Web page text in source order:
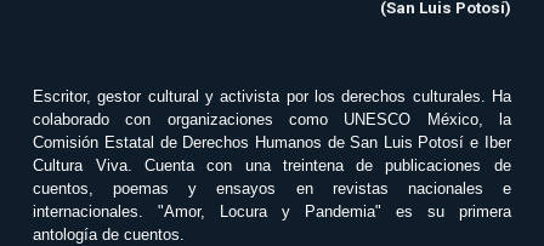
(San Luis Potosí)
Escritor, gestor cultural y activista por los derechos culturales. Ha
colaborado con organizaciones como UNESCO México, la
Comisión Estatal de Derechos Humanos de San Luis Potosí e Iber
Cultura Viva. Cuenta con una treintena de publicaciones de
cuentos, poemas y ensayos en revistas nacionales e
internacionales. "Amor, Locura y Pandemia" es su primera
antología de cuentos.